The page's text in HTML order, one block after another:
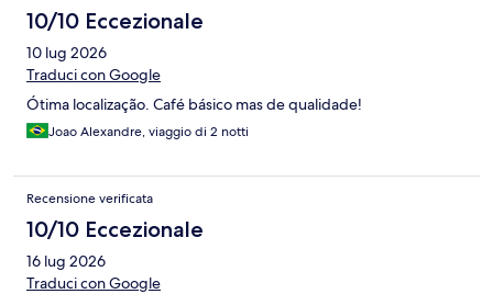
10/10 Eccezionale
10 lug 2026
Traduci con Google
Ótima localização. Café básico mas de qualidade!
Joao Alexandre, viaggio di 2 notti
Recensione verificata
10/10 Eccezionale
16 lug 2026
Traduci con Google